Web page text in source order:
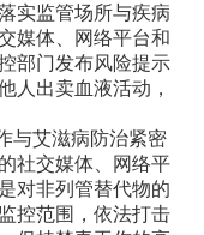
实监管场所与疾病
媒体、网络平台和
部门发布风险提示
人出卖血液活动，
与艾滋病防治紧密
社交媒体、网络平
对非列管替代物的
控范围，依法打击